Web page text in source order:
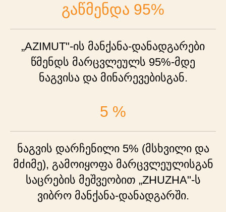
გაწმენდა 95%
„AZIMUT"-ის მანქანა-დანადგარები
წმენდს მარცვლეულს 95%-მდე
ნაგვისა და მინარევებისგან.
5 %
ნაგვის დარჩენილი 5% (მსხვილი და
მძიმე), გამოიყოფა მარცვლეულისგან
საცრების მეშვეობით „ZHUZHA"-ს
ვიბრო მანქანა-დანადგარში.